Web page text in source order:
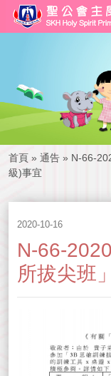
首頁 » 通告 » N-66-
級)事宜
2020-10-16
N-66-
所拔尖班